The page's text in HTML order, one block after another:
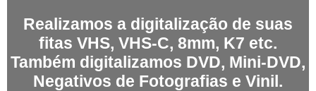
Realizamos a digitalização de suas
fitas VHS, VHS-C, 8mm, K7 etc.
Também digitalizamos DVD, Mini-DVD,
Negativos de Fotografias e Vinil.